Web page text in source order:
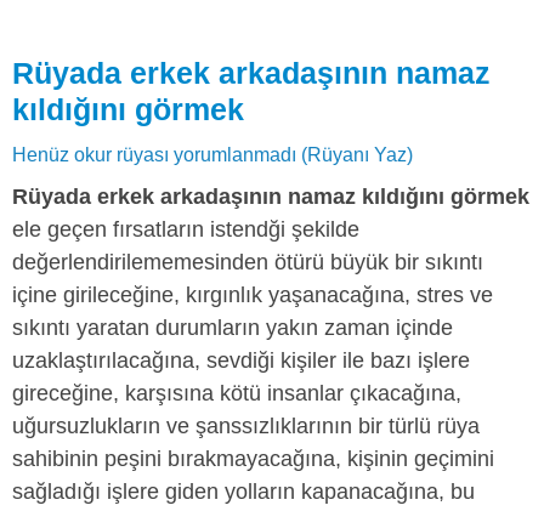
Rüyada erkek arkadaşının namaz
kıldığını görmek
Henüz okur rüyası yorumlanmadı (Rüyanı Yaz)
Rüyada erkek arkadaşının namaz kıldığını görmek
ele geçen fırsatların istendği şekilde
değerlendirilememesinden ötürü büyük bir sıkıntı
içine girileceğine, kırgınlık yaşanacağına, stres ve
sıkıntı yaratan durumların yakın zaman içinde
uzaklaştırılacağına, sevdiği kişiler ile bazı işlere
gireceğine, karşısına kötü insanlar çıkacağına,
uğursuzlukların ve şanssızlıklarının bir türlü rüya
sahibinin peşini bırakmayacağına, kişinin geçimini
sağladığı işlere giden yolların kapanacağına, bu